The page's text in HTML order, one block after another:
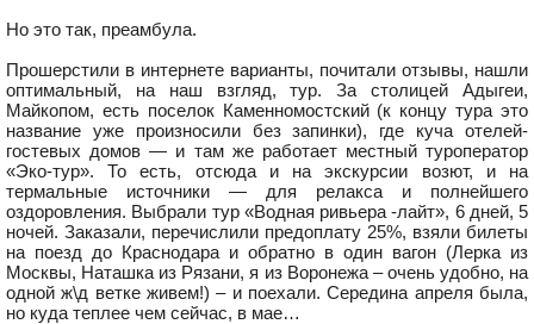
Но это так, преамбула.
Прошерстили в интернете варианты, почитали отзывы, нашли
оптимальный, на наш взгляд, тур. За столицей Адыгеи,
Майкопом, есть поселок Каменномостский (к концу тура это
название уже произносили без запинки), где куча отелей-
гостевых домов — и там же работает местный туроператор
«Эко-тур». То есть, отсюда и на экскурсии возют, и на
термальные источники — для релакса и полнейшего
оздоровления. Выбрали тур «Водная ривьера -лайт», 6 дней, 5
ночей. Заказали, перечислили предоплату 25%, взяли билеты
на поезд до Краснодара и обратно в один вагон (Лерка из
Москвы, Наташка из Рязани, я из Воронежа – очень удобно, на
одной ж\д ветке живем!) – и поехали. Середина апреля была,
но куда теплее чем сейчас, в мае…